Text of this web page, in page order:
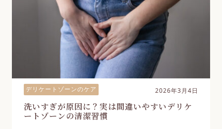
デリケートゾーンのケア 2026年3月4日
洗いすぎが原因に？実は間違いやすいデリケ
ートゾーンの清潔習慣